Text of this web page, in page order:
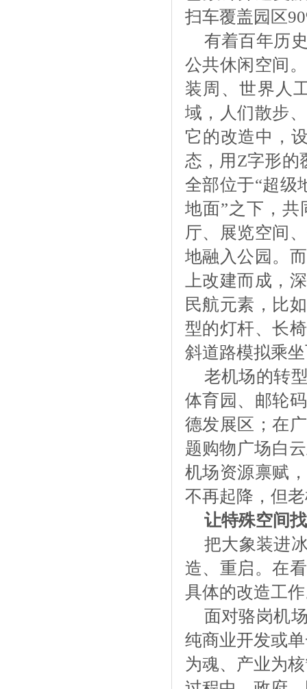
扫车覆盖园区
有着百年历
公共休闲空间
装周、世界人
域，人们散步
它的改造中，
态，用Z字形的
全部位于“超级
地面”之下，
厅、展览空间
地融入公园。
上改建而成，
民航元素，比
型的灯杆、长
斜道路模拟乘
老机场的转
体育园、邮轮
德发展区；在
题购物广场白
机场资源禀赋
不再起降，但
让特殊空间
把大象装进
造、重启。在
具体的改造工
面对骆岗机
纯商业开发或
为魂、产业为